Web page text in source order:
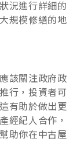
況進行詳細的
規模修繕的地
該關注政府政
行，投資者可
有助於做出更
經紀人合作，
助你在中古屋